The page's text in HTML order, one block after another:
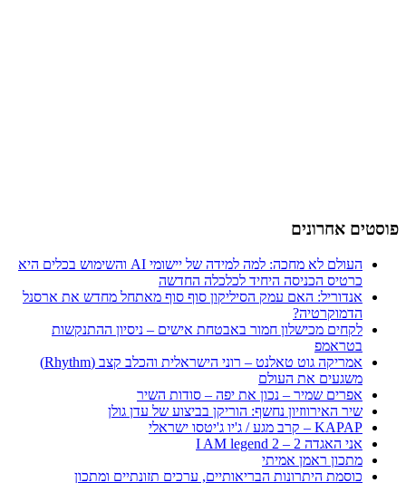
פוסטים אחרונים
העולם לא מחכה: למה למידה של יישומי AI והשימוש בכלים היא
כרטיס הכניסה היחיד לכלכלה החדשה
אנדוריל: האם עמק הסיליקון סוף סוף מאתחל מחדש את ארסנל
הדמוקרטיה?
לקחים מכישלון חמור באבטחת אישים – ניסיון ההתנקשות
בטראמפ
אמריקה גוט טאלנט – רוני הישראלית והכלב קצב (Rhythm)
משגעים את העולם
אפרים שמיר – נכון את יפה – סודות השיר
שיר האירווזיון נחשף: הוריקן בביצוע של עדן גולן
KAPAP – קרב מגע / ג'יו ג'יטסו ישראלי
אני האגדה 2 – I AM legend 2
מתכון ראמן אמיתי
כוסמת היתרונות הבריאותיים, ערכים תזונתיים ומתכון